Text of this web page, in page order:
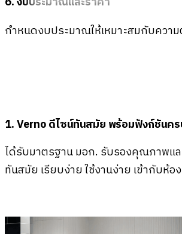
กำหนดงบประมาณให้เหมาะสมกับควา
1. Verno ดีไซน์ทันสมัย พร้อมฟังก์ชันค
ได้รับมาตรฐาน มอก. รับรองคุณภาพแ
ทันสมัย เรียบง่าย ใช้งานง่าย เข้ากับห้